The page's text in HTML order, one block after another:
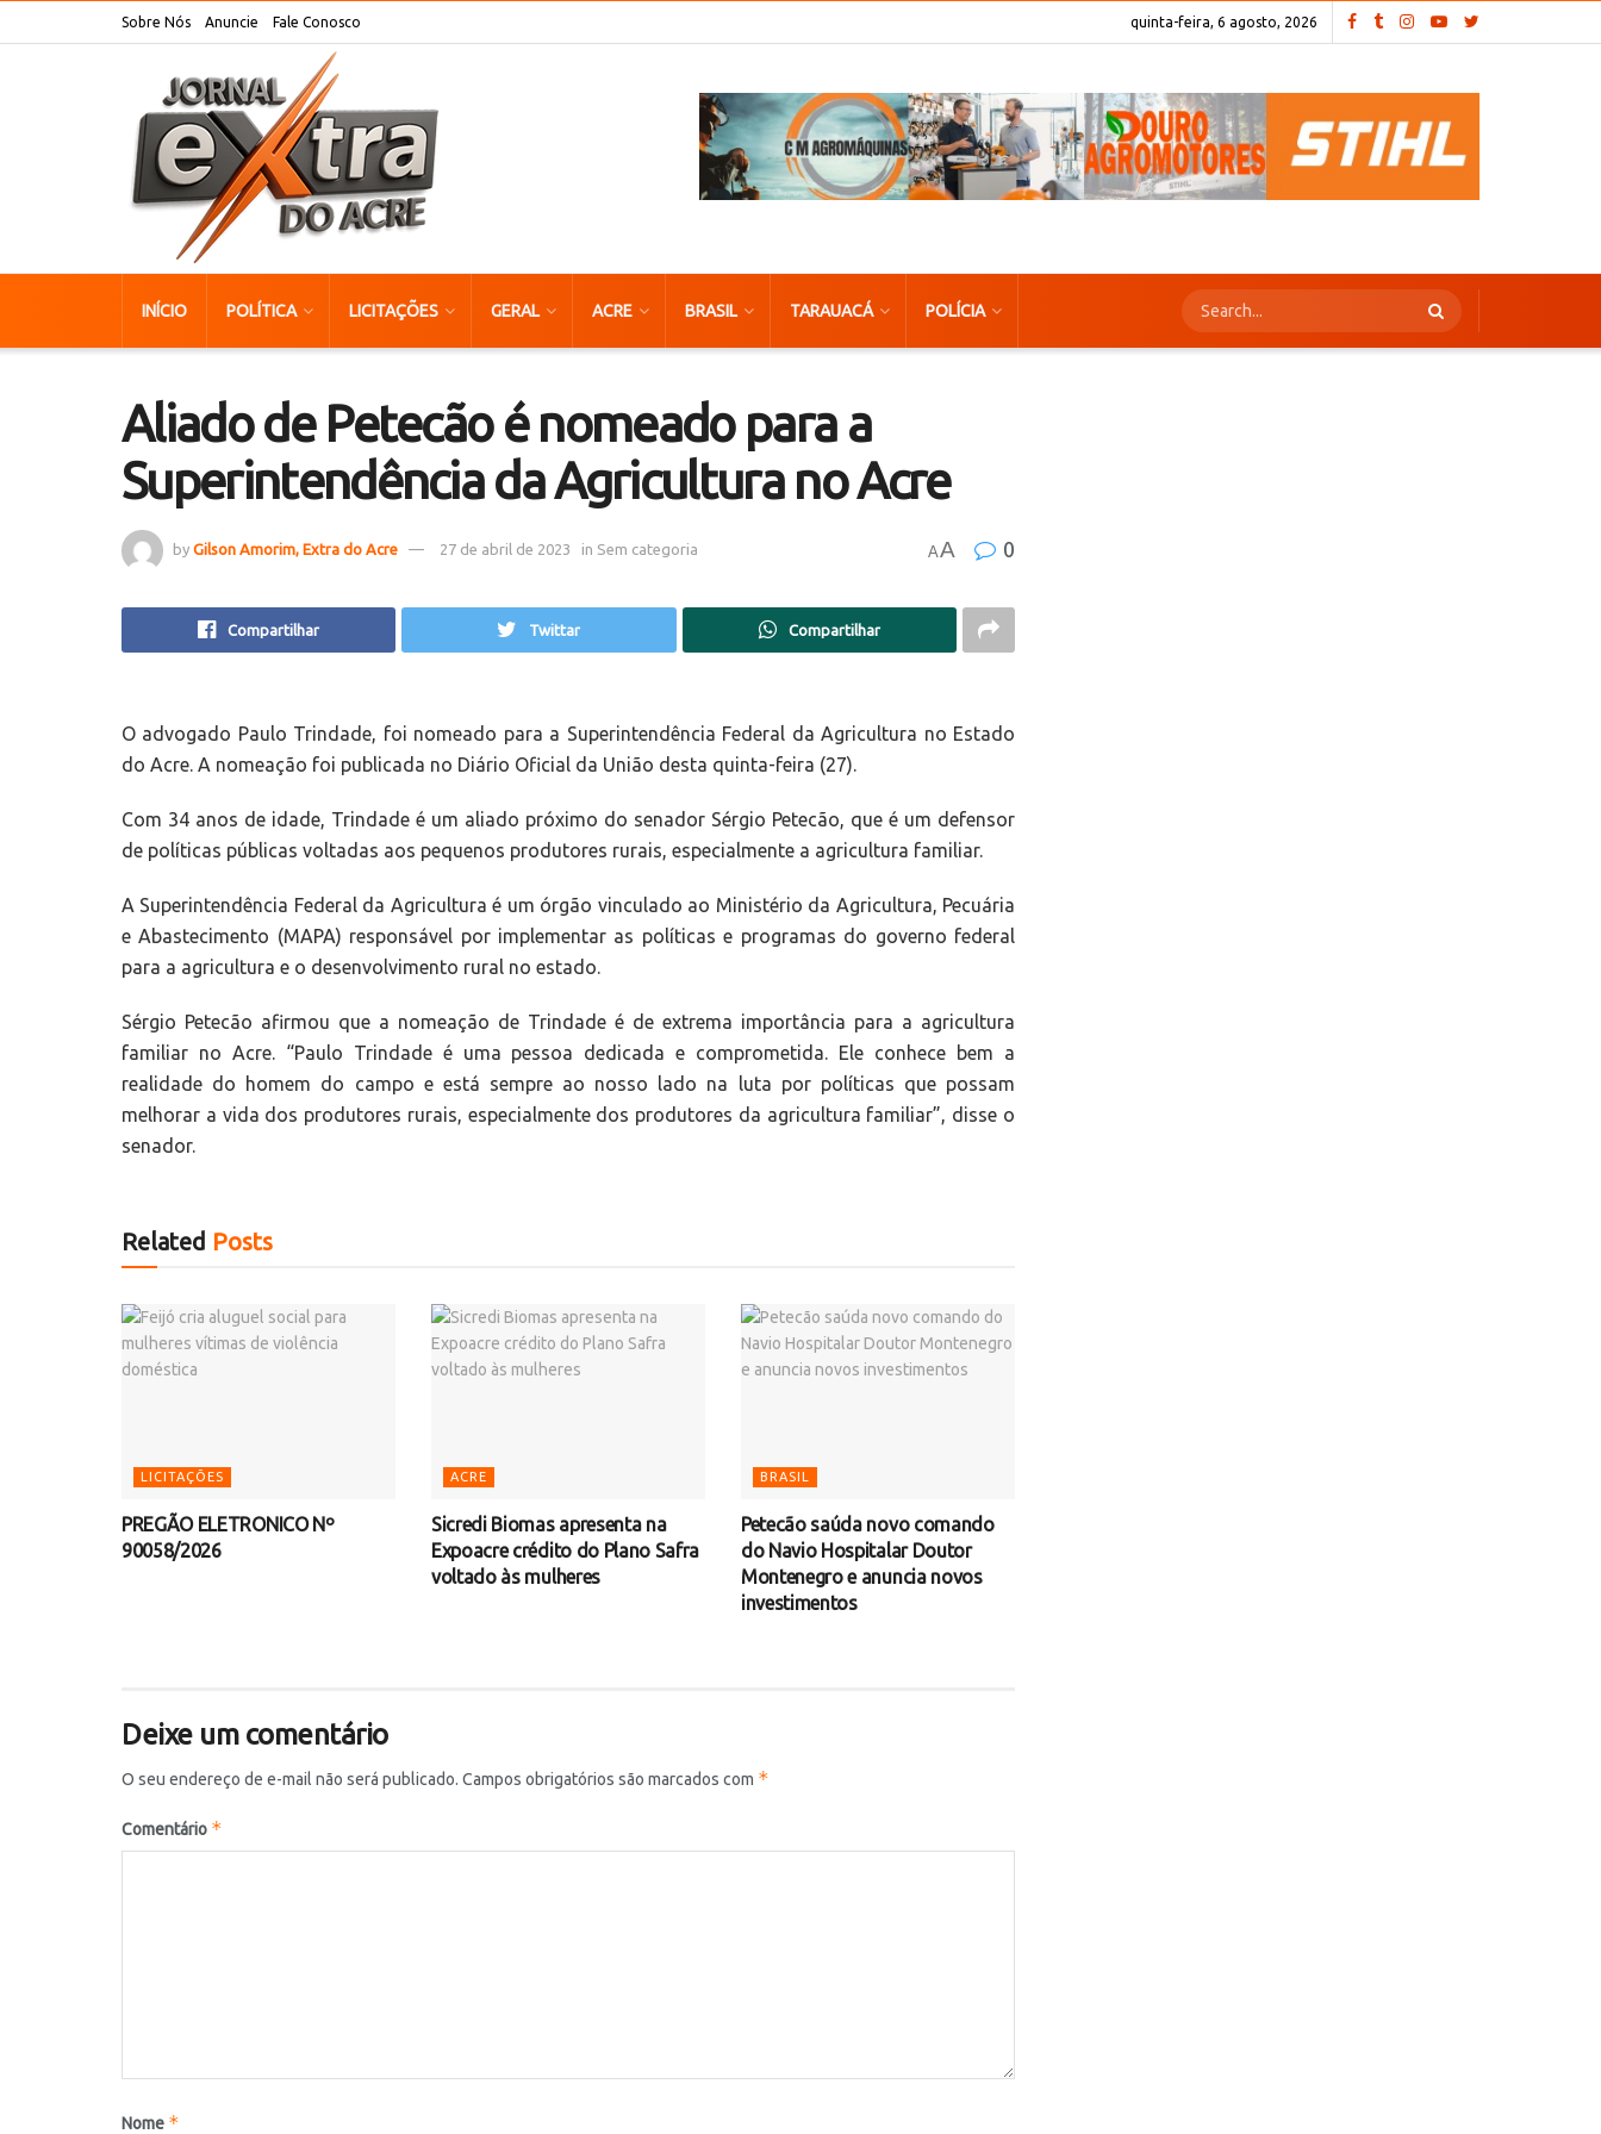
Sobre Nós Anuncie Fale Conosco quinta-feira, 6 agosto, 2026
INÍCIO POLÍTICA LICITAÇÕES GERAL ACRE BRASIL TARAUACÁ POLÍCIA
Aliado de Petecão é nomeado para a
Superintendência da Agricultura no Acre
by Gilson Amorim, Extra do Acre 27 de abril de 2023 in Sem categoria AA 0
Compartilhar Twittar Compartilhar
O advogado Paulo Trindade, foi nomeado para a Superintendência Federal da Agricultura no Estado
do Acre. A nomeação foi publicada no Diário Oficial da União desta quinta-feira (27).
Com 34 anos de idade, Trindade é um aliado próximo do senador Sérgio Petecão, que é um defensor
de políticas públicas voltadas aos pequenos produtores rurais, especialmente a agricultura familiar.
A Superintendência Federal da Agricultura é um órgão vinculado ao Ministério da Agricultura, Pecuária
e Abastecimento (MAPA) responsável por implementar as políticas e programas do governo federal
para a agricultura e o desenvolvimento rural no estado.
Sérgio Petecão afirmou que a nomeação de Trindade é de extrema importância para a agricultura
familiar no Acre. “Paulo Trindade é uma pessoa dedicada e comprometida. Ele conhece bem a
realidade do homem do campo e está sempre ao nosso lado na luta por políticas que possam
melhorar a vida dos produtores rurais, especialmente dos produtores da agricultura familiar”, disse o
senador.
Related Posts
LICITAÇÕES
PREGÃO ELETRONICO Nº
90058/2026
ACRE
Sicredi Biomas apresenta na
Expoacre crédito do Plano Safra
voltado às mulheres
BRASIL
Petecão saúda novo comando
do Navio Hospitalar Doutor
Montenegro e anuncia novos
investimentos
Deixe um comentário
O seu endereço de e-mail não será publicado. Campos obrigatórios são marcados com *
Comentário *
Nome *